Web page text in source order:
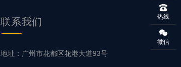
联系我们
地址：广州市花都区花港大道93号
热线
微信